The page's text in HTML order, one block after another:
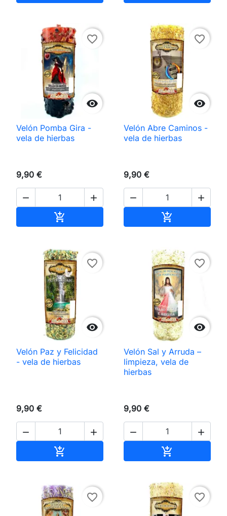

favorite_border
Velón Pomba Gira -
vela de hierbas
9,90 €
 


favorite_border
Velón Abre Caminos -
vela de hierbas
9,90 €
 


favorite_border
Velón Paz y Felicidad
- vela de hierbas
9,90 €
 


favorite_border
Velón Sal y Arruda –
limpieza, vela de
hierbas
9,90 €
 

favorite_border favorite_border